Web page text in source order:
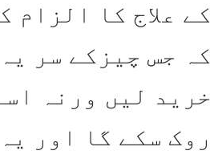
کے علاج کا
کہ جس چیزکے سر
خرید لیں ورنہ
روک سکے گا اور